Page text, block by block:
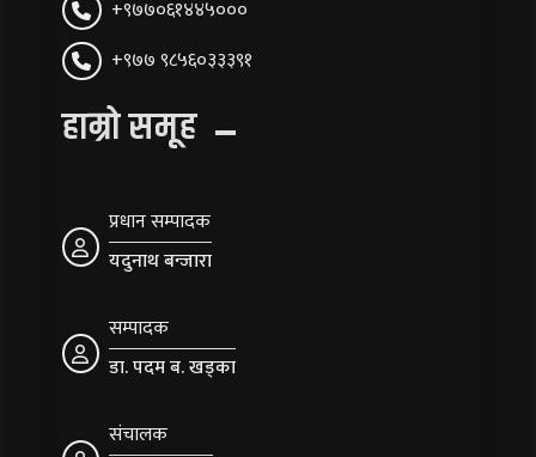
+९७७०६१४४५०००
+९७७ ९८५६०३३३९१
हाम्रो समूह
प्रधान सम्पादक
यदुनाथ बन्जारा
सम्पादक
डा. पदम ब. खड्का
संचालक